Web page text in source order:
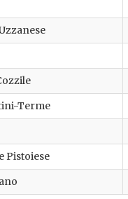
Terme
Pistoiese